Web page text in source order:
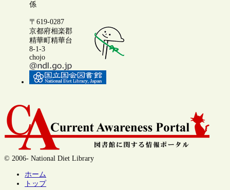
係
〒619-0287
京都府相楽郡
精華町精華台
8-1-3
chojo
© 2006- National Diet Library
ホーム
トップ